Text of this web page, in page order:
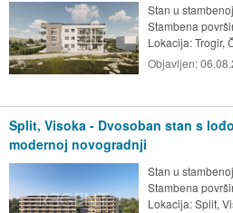
Stan u
Stambena
Lokacija:Trogir,
Objavljen:
Split, Visoka - Dvosoban stan s
modernoj novogradnji
Stan u
Stambena
Lokacija:Split,